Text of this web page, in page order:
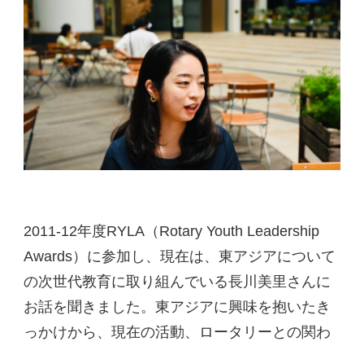
2011-12年度RYLA（Rotary Youth Leadership
Awards）に参加し、現在は、東アジアについて
の次世代教育に取り組んでいる長川美里さんに
お話を聞きました。東アジアに興味を抱いたき
っかけから、現在の活動、ロータリーとの関わ